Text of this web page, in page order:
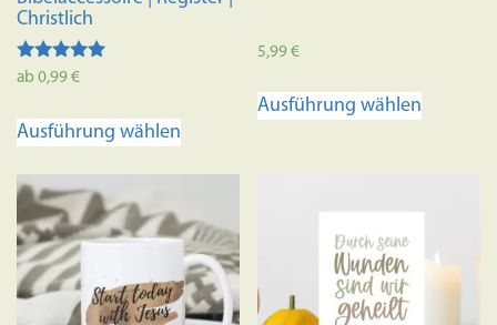
Christlich
Bewertet
von 5
ab 0,99€
Ausführung wählen
Varianten
auf.
Die
Optionen
5,99€
Ausführung wählen
Die